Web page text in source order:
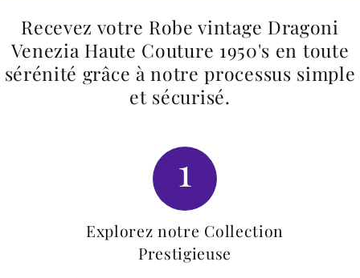
Recevez votre Robe vintage Dragoni
Venezia Haute Couture 1950's en toute
sérénité grâce à notre processus simple
et sécurisé.
1
Explorez notre Collection
Prestigieuse